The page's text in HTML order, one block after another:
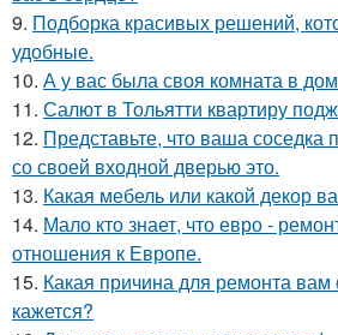
9. Подборка красивых решений,
удобные.
10. А у вас была своя комната в
11. Салют в Тольятти квартиру
12. Представьте, что ваша соседка
со своей входной дверью это.
13. Какая мебель или какой декор
14. Мало кто знает, что евро -
отношения к Европе.
15. Какая причина для ремонта
кажется?